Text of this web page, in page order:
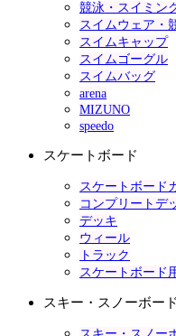
競泳・スイミン
スイムウェア・
スイムキャップ
スイムゴーグル
スイムバッグ
arena
MIZUNO
speedo
スケートボード
スケートボード
コンプリートデ
デッキ
ウィール
トラック
スケートボード
スキー・スノーボード